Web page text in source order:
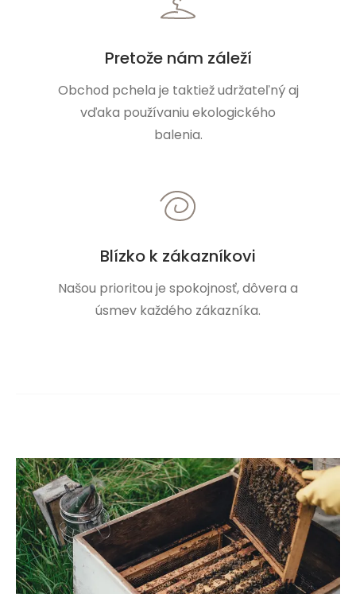
Pretože nám záleží
Obchod pchela je taktiež udržateľný aj
vďaka používaniu ekologického
balenia.
Blízko k zákazníkovi
Našou prioritou je spokojnosť, dôvera a
úsmev každého zákazníka.